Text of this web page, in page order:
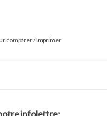
mi-haute flatteuse, offrant
look quotidien simple et
comparer/Imprimer
infolettre: